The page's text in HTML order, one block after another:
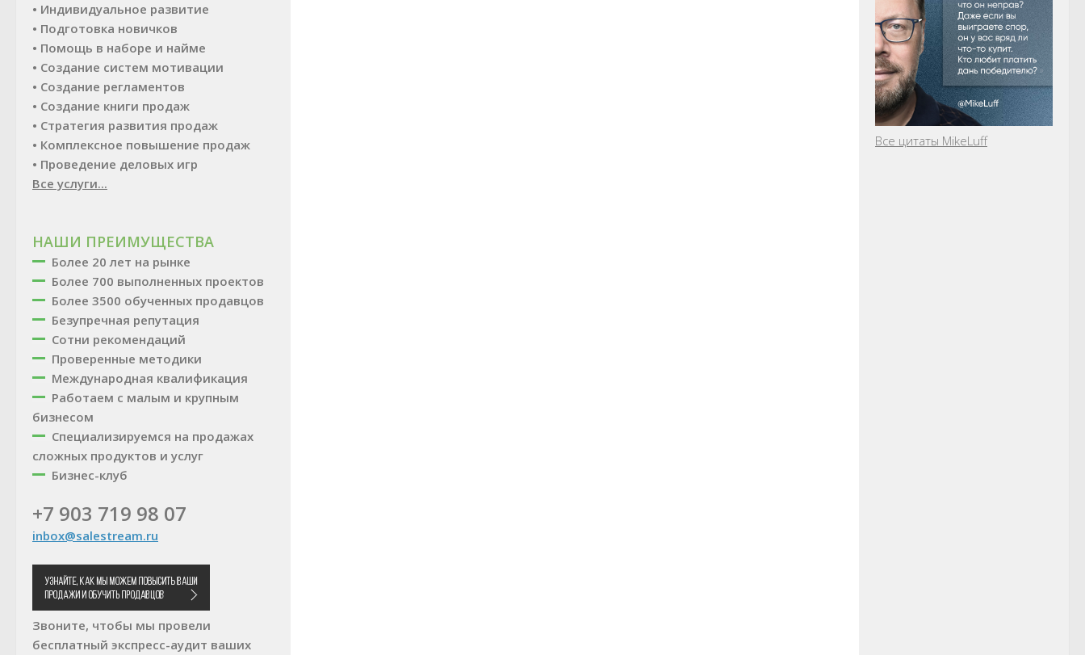
• Индивидуальное развитие
• Подготовка новичков
• Помощь в наборе и найме
• Создание систем мотивации
• Создание регламентов
• Создание книги продаж
• Стратегия развития продаж
• Комплексное повышение продаж
• Проведение деловых игр
Все услуги...
НАШИ ПРЕИМУЩЕСТВА
Более 20 лет на рынке
Более 700 выполненных проектов
Более 3500 обученных продавцов
Безупречная репутация
Сотни рекомендаций
Проверенные методики
Международная квалификация
Работаем с малым и крупным
бизнесом
Специализируемся на продажах
сложных продуктов и услуг
Бизнес-клуб
+7 903 719 98 07
inbox@salestream.ru
Звоните, чтобы мы провели
бесплатный экспресс-аудит ваших
Все цитаты MikeLuff